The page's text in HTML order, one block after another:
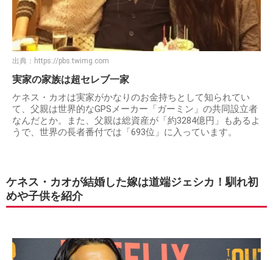
出典： https://pbs.twimg.com
実家の家族は超セレブ一家
ケネス・カオは実家がかなりのお金持ちとして知られてい
て、父親は世界的なGPSメーカー「ガーミン」の共同設立者
なんだとか。また、父親は総資産が「約3284億円」もあるよ
うで、世界の長者番付では「693位」に入っています。
ケネス・カオが結婚した嫁は道端ジェシカ！馴れ初
めや子供を紹介